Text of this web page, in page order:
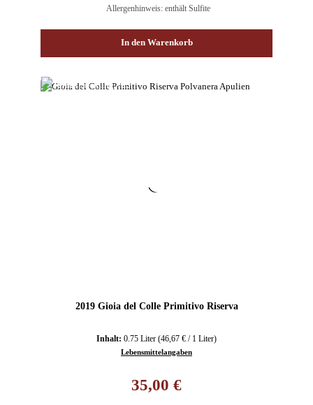
Allergenhinweis: enthält Sulfite
In den Warenkorb
2019 Gioia del Colle Primitivo Riserva
Inhalt: 0.75 Liter (46,67 € / 1 Liter)
Lebensmittelangaben
35,00 €